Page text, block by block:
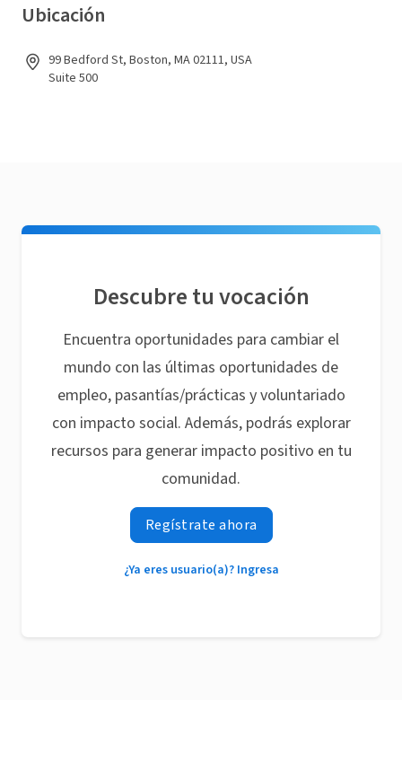
Ubicación
99 Bedford St, Boston, MA 02111, USA
Suite 500
Descubre tu vocación
Encuentra oportunidades para cambiar el
mundo con las últimas oportunidades de
empleo, pasantías/prácticas y voluntariado
con impacto social. Además, podrás explorar
recursos para generar impacto positivo en tu
comunidad.
Regístrate ahora
¿Ya eres usuario(a)? Ingresa